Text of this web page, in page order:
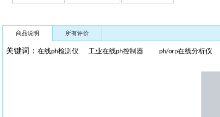
商品说明 所有评价
关键词： 在线ph检测仪 工业在线ph控制器 ph/orp在线分析